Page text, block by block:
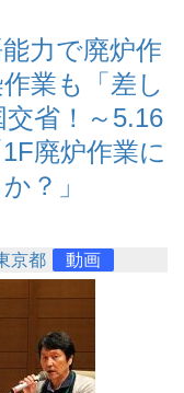
力で廃炉作
業も「差し
省！～5.16
廃炉作業に
？」
京都 動画